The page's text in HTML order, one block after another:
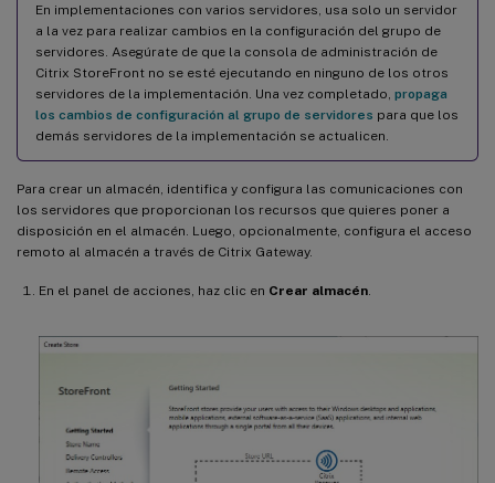
En implementaciones con varios servidores, usa solo un servidor
a la vez para realizar cambios en la configuración del grupo de
servidores. Asegúrate de que la consola de administración de
Citrix StoreFront no se esté ejecutando en ninguno de los otros
servidores de la implementación. Una vez completado, propaga
los cambios de configuración al grupo de servidores para que los
demás servidores de la implementación se actualicen.
Para crear un almacén, identifica y configura las comunicaciones con
los servidores que proporcionan los recursos que quieres poner a
disposición en el almacén. Luego, opcionalmente, configura el acceso
remoto al almacén a través de Citrix Gateway.
En el panel de acciones, haz clic en Crear almacén